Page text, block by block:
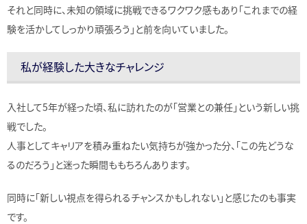
それと同時に、未知の領域に挑戦できるワクワク感もあり「これまでの経
験を活かしてしっかり頑張ろう」と前を向いていました。
私が経験した大きなチャレンジ
入社して5年が経った頃、私に訪れたのが「営業との兼任」という新しい挑
戦でした。
人事としてキャリアを積み重ねたい気持ちが強かった分、「この先どうな
るのだろう」と迷った瞬間ももちろんあります。
同時に「新しい視点を得られるチャンスかもしれない」と感じたのも事実
です。